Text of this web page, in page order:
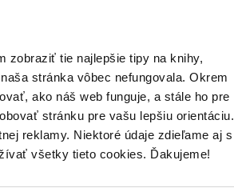
zobraziť tie najlepšie tipy na knihy,
stránka vôbec nefungovala. Okrem
ako náš web funguje, a stále ho pre
stránku pre vašu lepšiu orientáciu.
reklamy. Niektoré údaje zdieľame aj s
všetky tieto cookies. Ďakujeme!